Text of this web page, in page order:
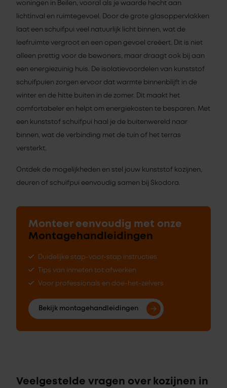
woningen in Beilen, vooral als je waarde hecht aan
lichtinval en ruimtegevoel. Door de grote glasoppervlakken
laat een schuifpui veel natuurlijk licht binnen, wat de
leefruimte vergroot en een open gevoel creëert. Dit is niet
alleen prettig voor de bewoners, maar draagt ook bij aan
een energiezuinig huis. De isolatievoordelen van kunststof
schuifpuien zorgen ervoor dat warmte binnenblijft in de
winter en de hitte buiten in de zomer. Dit maakt het
comfortabeler en helpt om energiekosten te besparen. Met
een kunststof schuifpui haal je de buitenwereld naar
binnen, wat de verbinding met de tuin of het terras
versterkt.
Ontdek de mogelijkheden en stel jouw kunststof kozijnen,
deuren of schuifpui eenvoudig samen bij Skodora.
Monteer eenvoudig met onze
Montagehandleidingen
Duidelijke stap-voor-stap instructies
Tips van inmeten tot afwerken
Voor professionals en doe-het-zelvers
Bekijk montagehandleidingen
Veelgestelde vragen over kozijnen in